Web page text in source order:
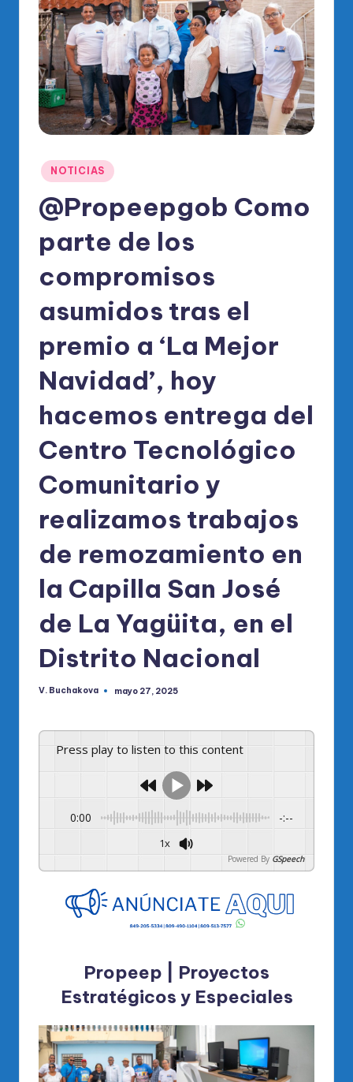
di
o
O
fi
al
el
R
M
Publicado
en
NOTICIAS
@Propeepgob Como
parte de los
compromisos
asumidos tras el
premio a ‘La Mejor
Navidad’, hoy
hacemos entrega del
Centro Tecnológico
Comunitario y
realizamos trabajos
de remozamiento en
la Capilla San José
de La Yagüita, en el
Distrito Nacional
Publicado
V. Buchakova mayo 27, 2025
Press play to listen to this content
0:00 -:--
1x
Powered By GSpeech
Propeep | Proyectos
Estratégicos y Especiales